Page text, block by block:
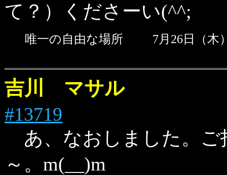
て？）くださーい(^^;
唯一の自由な場所 7月26日（
吉川 マサル
#13719
あ、なおしました。ご
～。m(__)m